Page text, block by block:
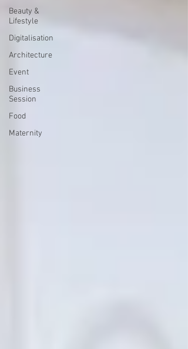
Beauty &
Lifestyle
Digitalisation
Architecture
Event
Business
Session
Food
Maternity